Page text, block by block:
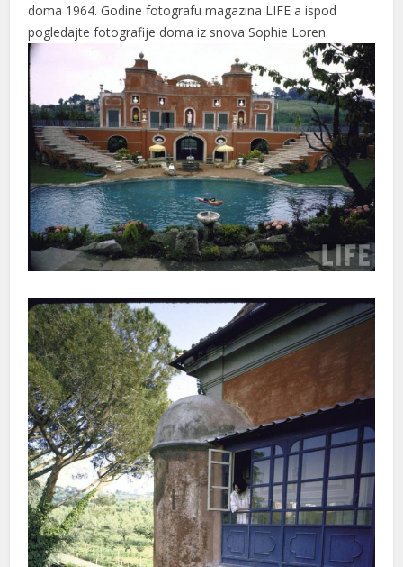
doma 1964. Godine fotografu magazina LIFE a ispod
pogledajte fotografije doma iz snova Sophie Loren.